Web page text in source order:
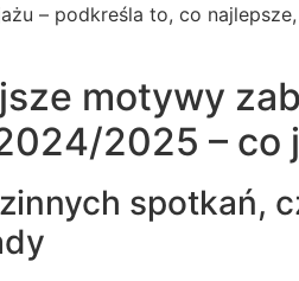
– podkreśla to, co
motywy
2025 – co
spotkań,